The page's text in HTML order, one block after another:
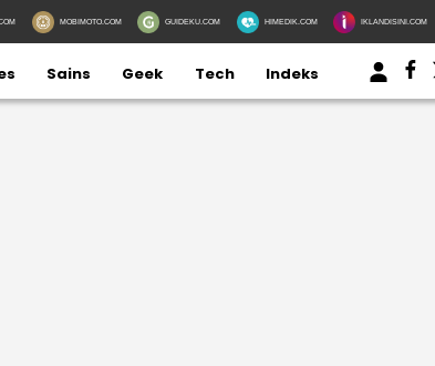
MOBIMOTO.COM GUIDEKU.COM HIMEDIK.COM IKLANDISINI.COM
Sains Geek Tech Indeks